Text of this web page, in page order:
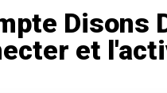
Disons
et